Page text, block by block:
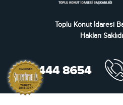
Toplu Konut İdaresi
Hakları